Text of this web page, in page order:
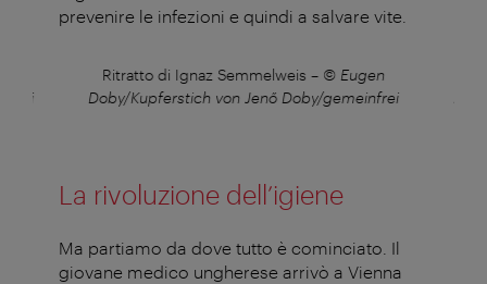
prevenire le infezioni e quindi a salvare vite.
Ritratto di Ignaz Semmelweis – © Eugen
Doby/Kupferstich von Jenő Doby/gemeinfrei
La rivoluzione dell’igiene
Ma partiamo da dove tutto è cominciato. Il
giovane medico ungherese arrivò a Vienna